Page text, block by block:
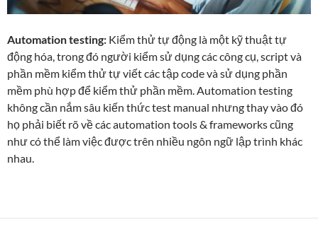
Automation testing: Kiểm thử tự động là một kỹ thuật tự
động hóa, trong đó người kiểm sử dụng các công cụ, script và
phần mềm kiểm thử tự viết các tập code và sử dụng phần
mềm phù hợp để kiểm thử phần mềm. Automation testing
không cần nắm sâu kiến thức test manual nhưng thay vào đó
họ phải biết rõ về các automation tools & frameworks cũng
như có thể làm việc được trên nhiều ngôn ngữ lập trình khác
nhau.